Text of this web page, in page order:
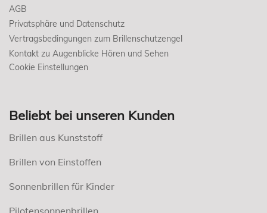
AGB
Privatsphäre und Datenschutz
Vertragsbedingungen zum Brillenschutzengel
Kontakt zu Augenblicke Hören und Sehen
Cookie Einstellungen
Beliebt bei unseren Kunden
Brillen aus Kunststoff
Brillen von Einstoffen
Sonnenbrillen für Kinder
Pilotensonnenbrillen